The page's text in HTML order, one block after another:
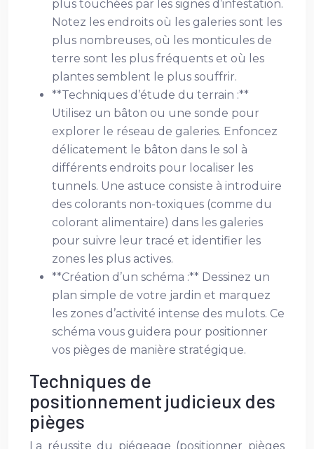
plus touchées par les signes d’infestation.
Notez les endroits où les galeries sont les
plus nombreuses, où les monticules de
terre sont les plus fréquents et où les
plantes semblent le plus souffrir.
**Techniques d’étude du terrain :**
Utilisez un bâton ou une sonde pour
explorer le réseau de galeries. Enfoncez
délicatement le bâton dans le sol à
différents endroits pour localiser les
tunnels. Une astuce consiste à introduire
des colorants non-toxiques (comme du
colorant alimentaire) dans les galeries
pour suivre leur tracé et identifier les
zones les plus actives.
**Création d’un schéma :** Dessinez un
plan simple de votre jardin et marquez
les zones d’activité intense des mulots. Ce
schéma vous guidera pour positionner
vos pièges de manière stratégique.
Techniques de
positionnement judicieux des
pièges
La réussite du piégeage (positionner pièges